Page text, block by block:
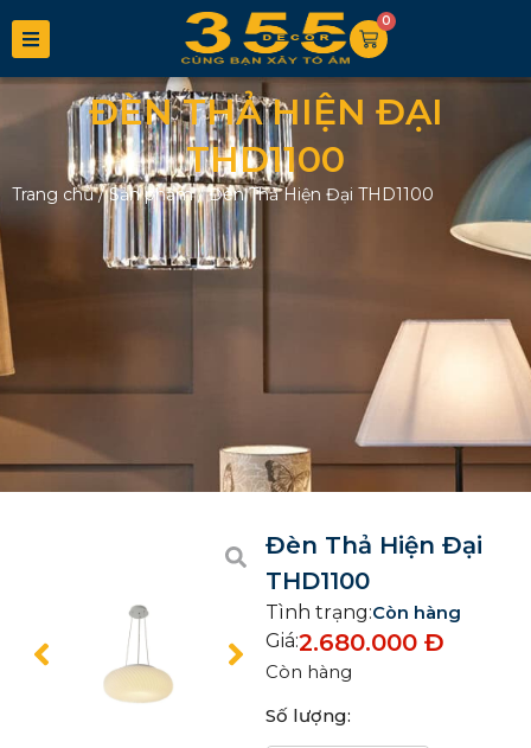
0
ĐÈN THẢ HIỆN ĐẠI
THD1100
Trang chủ/Sản phẩm/Đèn Thả Hiện Đại THD1100
Đèn Thả Hiện Đại
THD1100
Tình trạng:Còn hàng
Giá:2.680.000 Đ
Còn hàng
Số lượng: